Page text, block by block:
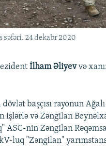
səfəri. 24 dekabr 2020
İlham Əliyevvə
başçısı rayonun
işlərlə və Zəngilan
ASC-nin Zəngilan
luq "Zəngilan"